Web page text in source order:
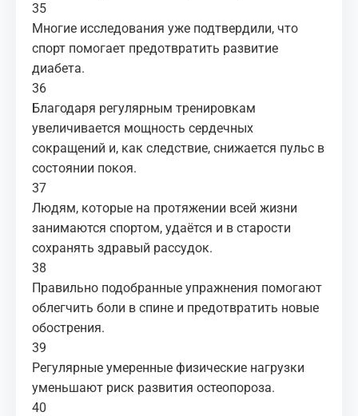
35
Многие исследования уже подтвердили, что
спорт помогает предотвратить развитие
диабета.
36
Благодаря регулярным тренировкам
увеличивается мощность сердечных
сокращений и, как следствие, снижается пульс в
состоянии покоя.
37
Людям, которые на протяжении всей жизни
занимаются спортом, удаётся и в старости
сохранять здравый рассудок.
38
Правильно подобранные упражнения помогают
облегчить боли в спине и предотвратить новые
обострения.
39
Регулярные умеренные физические нагрузки
уменьшают риск развития остеопороза.
40